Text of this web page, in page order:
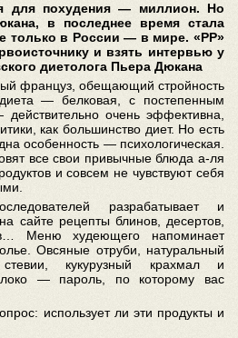
для похудения — миллион. Но
в последнее время стала
только в России — в мире. «РР»
и взять интервью у
диетолога Пьера Дюкана
француз, обещающий стройность
— белковая, с постепенным
очень эффективна,
как большинство диет. Но есть
особенность — психологическая.
все свои привычные блюда а-ля
и совсем не чувствуют себя
разрабатывает и
сайте рецепты блинов, десертов,
Меню худеющего напоминает
Овсяные отруби, натуральный
кукурузный крахмал и
— пароль, по которому вас
использует ли эти продукты и